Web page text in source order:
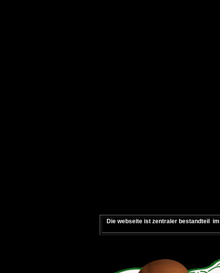
Die webseite ist zentraler bestandteil